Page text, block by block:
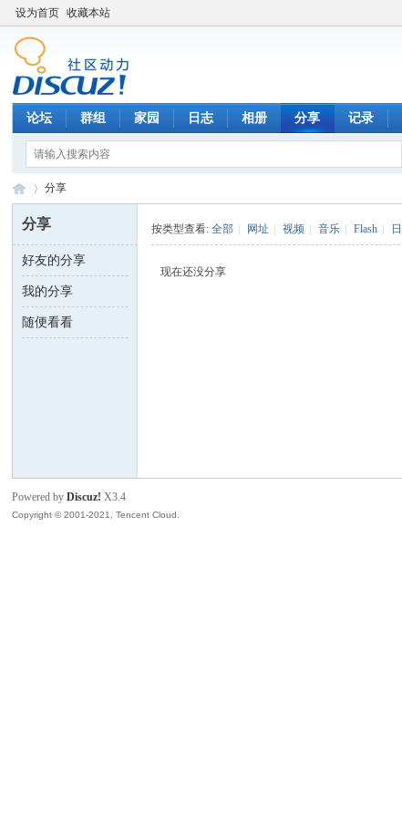
设为首页 收藏本站
论坛 群组 家园 日志 相册 分享 记录
数 ›
分享
分享
好友的分享
我的分享
随便看看
按类型查看:全部 网址 视频 音乐 Flash
现在还没分享
Powered byDiscuz! X3.4
Copyright © 2001-2021, Tencent Cloud.